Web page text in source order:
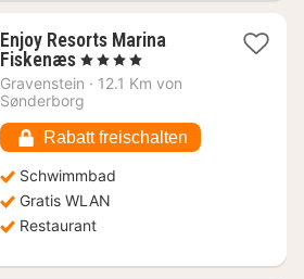
Enjoy Resorts Marina
Fiskenæs1
Nacht
ab
126,47
€
, 4 Sterne
Gravenstein · 12.1 Km von
Sønderborg
Rabatt freischalten
Schwimmbad
Gratis WLAN
Restaurant